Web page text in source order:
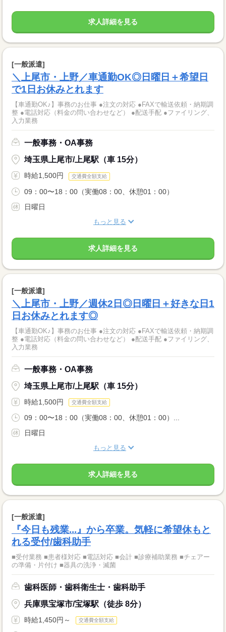
求人詳細を見る
[一般派遣]
＼上尾市・上野／車通勤OK◎日曜日＋希望日
で1日お休みとれます
【車通勤OK♪】事務のお仕事 ●注文の対応 ●FAXで輸送依頼・納期調
整 ●電話対応（料金の問い合わせなど） ●配送手配 ●ファイリング、
入力業務
一般事務・OA事務
埼玉県上尾市/上尾駅（車 15分）
時給1,500円 交通費全額支給
09：00〜18：00（実働08：00、休憩01：00）
日曜日
もっと見る
求人詳細を見る
[一般派遣]
＼上尾市・上野／週休2日◎日曜日＋好きな日1
日お休みとれます◎
【車通勤OK♪】事務のお仕事 ●注文の対応 ●FAXで輸送依頼・納期調
整 ●電話対応（料金の問い合わせなど） ●配送手配 ●ファイリング、
入力業務
一般事務・OA事務
埼玉県上尾市/上尾駅（車 15分）
時給1,500円 交通費全額支給
09：00〜18：00（実働08：00、休憩01：00）...
日曜日
もっと見る
求人詳細を見る
[一般派遣]
『今日も残業...』から卒業。気軽に希望休もと
れる受付/歯科助手
■受付業務 ■患者様対応 ■電話対応 ■会計 ■診療補助業務 ■チェアー
の準備・片付け ■器具の洗浄・滅菌
歯科医師・歯科衛生士・歯科助手
兵庫県宝塚市/宝塚駅（徒歩 8分）
時給1,450円～ 交通費全額支給